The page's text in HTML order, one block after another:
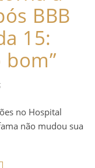
BBB
15:
não mudou sua